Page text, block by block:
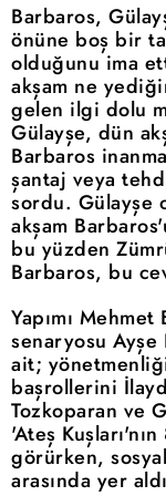
Barbaros,
önüne boş bir
olduğunu ima
akşam ne
gelen ilgi dolu
Gülayşe, dün
Barbaros
şantaj veya
sordu. Gülayşe
akşam
bu yüzden
Barbaros, bu
Yapımı
senaryosu Ayşe
ait;
başrollerini
Tozkoparan ve
'Ateş
görürken,
arasında yer